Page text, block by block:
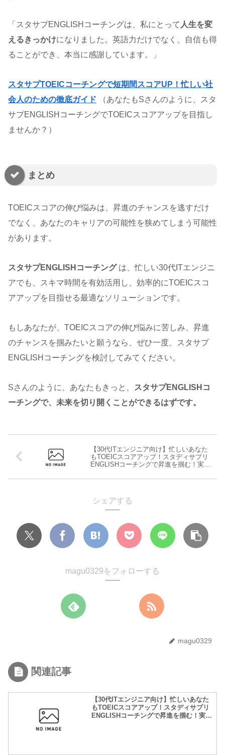
「スタサプENGLISHコーチングは、私にとって 人生を変
えるきっかけになりました。英語力だけでなく、自信も得
ることができ、本当に感謝しています。」
スタサプTOEICコーチングで短期間スコアUP！忙しい社
会人のための徹底ガイド
（あなたもSさんのように、スタ
サプENGLISHコーチングでTOEICスコアアップを目指し
ませんか？）
まとめ
TOEICスコアの伸び悩みは、昇進のチャンスを逃すだけ
でなく、あなたのキャリアの可能性を狭めてしまう可能性
があります。
スタサプENGLISHコーチングは、忙しい30代ITエンジニ
アでも、スキマ時間を有効活用し、効率的にTOEICスコ
アアップを目指せる最適なソリューションです。
もしあなたが、TOEICスコアの伸び悩みに苦しみ、昇進
のチャンスを掴みたいと願うなら、ぜひ一度、スタサプ
ENGLISHコーチングを検討してみてください。
Sさんのように、あなたもきっと、
スタサプENGLISHコ
ーチングで、未来を切り開くことができるはずです。
【30代ITエンジニア向け】忙しいあなた
もTOEICスコアアップ！スタディサプリ
ENGLISHコーチングで昇進を掴む！実績
シェアする
magu0329をフォローする
magu0329
関連記事
【30代ITエンジニア向け】忙しいあなた
もTOEICスコアアップ！スタディサプリ
ENGLISHコーチングで昇進を掴む！実績